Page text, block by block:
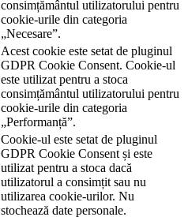
consimțământul utilizatorului pentru
cookie-urile din categoria
„Necesare”.
Acest cookie este setat de pluginul
GDPR Cookie Consent. Cookie-ul
este utilizat pentru a stoca
consimțământul utilizatorului pentru
cookie-urile din categoria
„Performanță”.
Cookie-ul este setat de pluginul
GDPR Cookie Consent și este
utilizat pentru a stoca dacă
utilizatorul a consimțit sau nu
utilizarea cookie-urilor. Nu
stochează date personale.